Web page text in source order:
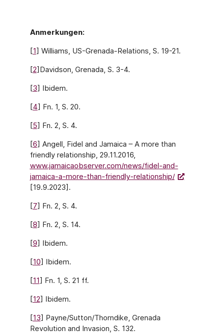
Anmerkungen:
[1] Williams, US-Grenada-Relations, S. 19-21.
[2]Davidson, Grenada, S. 3-4.
[3] Ibidem.
[4] Fn. 1, S. 20.
[5] Fn. 2, S. 4.
[6] Angell, Fidel and Jamaica – A more than
friendly relationship, 29.11.2016,
www.jamaicaobserver.com/news/fidel-and-
jamaica-a-more-than-friendly-relationship/
[19.9.2023].
[7] Fn. 2, S. 4.
[8] Fn. 2, S. 14.
[9] Ibidem.
[10] Ibidem.
[11] Fn. 1, S. 21 ff.
[12] Ibidem.
[13] Payne/Sutton/Thorndike, Grenada
Revolution and Invasion, S. 132.